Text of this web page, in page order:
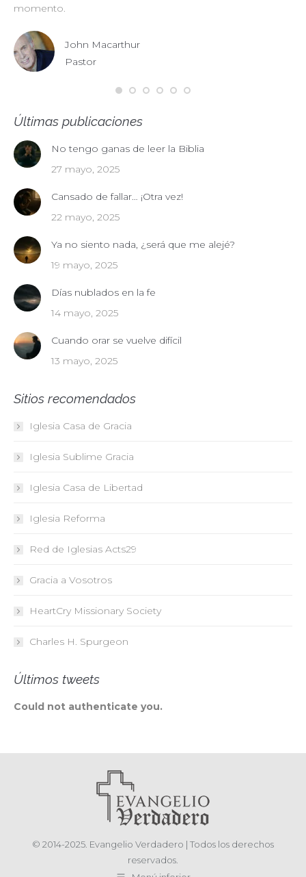
momento.
John Macarthur
Pastor
Últimas publicaciones
No tengo ganas de leer la Biblia
27 mayo, 2025
Cansado de fallar… ¡Otra vez!
22 mayo, 2025
Ya no siento nada, ¿será que me alejé?
19 mayo, 2025
Días nublados en la fe
14 mayo, 2025
Cuando orar se vuelve difícil
13 mayo, 2025
Sitios recomendados
Iglesia Casa de Gracia
Iglesia Sublime Gracia
Iglesia Casa de Libertad
Iglesia Reforma
Red de Iglesias Acts29
Gracia a Vosotros
HeartCry Missionary Society
Charles H. Spurgeon
Últimos tweets
Could not authenticate you.
© 2014-2025. Evangelio Verdadero | Todos los derechos
reservados.